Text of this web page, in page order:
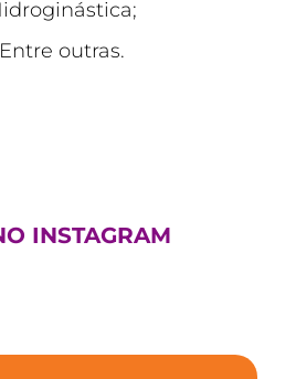
outras.
INSTAGRAM